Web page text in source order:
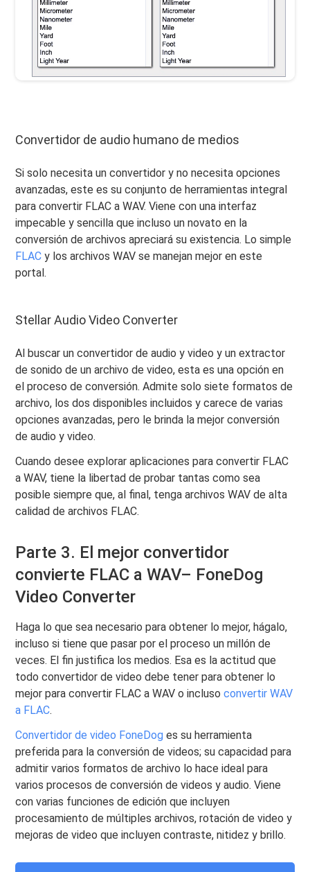
Convertidor de audio humano de medios
Si solo necesita un convertidor y no necesita opciones
avanzadas, este es su conjunto de herramientas integral
para convertir FLAC a WAV. Viene con una interfaz
impecable y sencilla que incluso un novato en la
conversión de archivos apreciará su existencia. Lo simple
FLAC y los archivos WAV se manejan mejor en este
portal.
Stellar Audio Video Converter
Al buscar un convertidor de audio y video y un extractor
de sonido de un archivo de video, esta es una opción en
el proceso de conversión. Admite solo siete formatos de
archivo, los dos disponibles incluidos y carece de varias
opciones avanzadas, pero le brinda la mejor conversión
de audio y video.
Cuando desee explorar aplicaciones para convertir FLAC
a WAV, tiene la libertad de probar tantas como sea
posible siempre que, al final, tenga archivos WAV de alta
calidad de archivos FLAC.
Parte 3. El mejor convertidor
convierte FLAC a WAV– FoneDog
Video Converter
Haga lo que sea necesario para obtener lo mejor, hágalo,
incluso si tiene que pasar por el proceso un millón de
veces. El fin justifica los medios. Esa es la actitud que
todo convertidor de video debe tener para obtener lo
mejor para convertir FLAC a WAV o inclusoconvertir WAV
a FLAC.
Convertidor de video FoneDog es su herramienta
preferida para la conversión de videos; su capacidad para
admitir varios formatos de archivo lo hace ideal para
varios procesos de conversión de videos y audio. Viene
con varias funciones de edición que incluyen
procesamiento de múltiples archivos, rotación de video y
mejoras de video que incluyen contraste, nitidez y brillo.